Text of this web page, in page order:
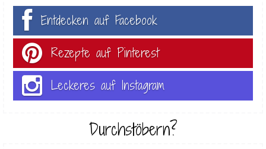
Entdecken auf Facebook
Rezepte auf Pinterest
Leckeres auf Instagram
Durchstöbern?